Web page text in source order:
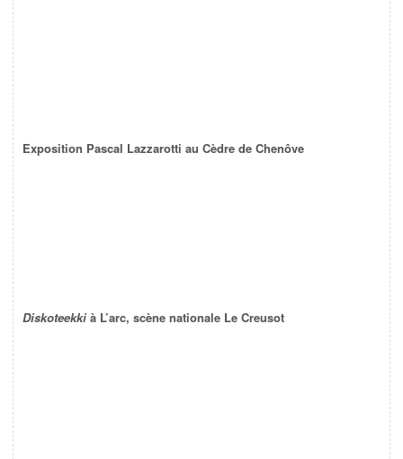
Exposition Pascal Lazzarotti au Cèdre de Chenôve
Diskoteekki à L’arc, scène nationale Le Creusot